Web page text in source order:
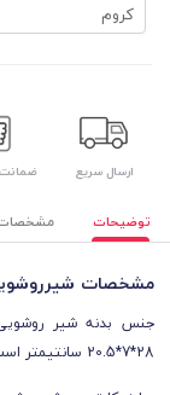
ارسال سریع
توضیحات
مشخصات
28*7*20.5 سانتیمتر است.